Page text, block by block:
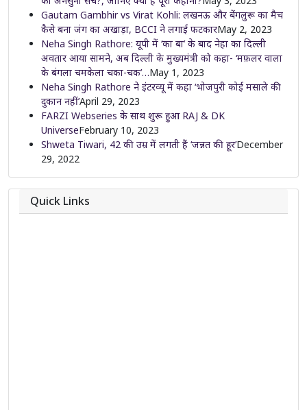
Gautam Gambhir vs Virat Kohli: लखनऊ और बेंगलुरू का मैच
कैसे बना जंग का अखाड़ा, BCCI ने लगाई फटकारMay 2, 2023
Neha Singh Rathore: यूपी में ‘का बा’ के बाद नेहा का दिल्ली
अवतार आया सामने, अब दिल्ली के मुख्यमंत्री को कहा- ‘मफ़लर वाला
के बंगला चमकेला चका-चक’…May 1, 2023
Neha Singh Rathore ने इंटरव्यू में कहा ‘भोजपुरी कोई मसाले की
दुकान नहीं’April 29, 2023
FARZI Webseries के साथ शुरू हुआ RAJ & DK
UniverseFebruary 10, 2023
Shweta Tiwari, 42 की उम्र में लगती हैं ‘जन्नत की हूर’December
29, 2022
Quick Links